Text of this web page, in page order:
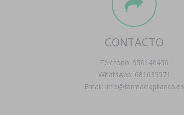
CONTACTO
Teléfono: 950140450
WhatsApp: 681635571
Email: info@farmaciapilarica.es